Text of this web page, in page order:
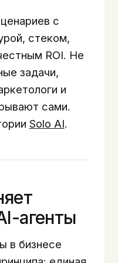
с
стеком,
ROI. Не
задачи,
и
сами.
Solo AI.
агенты
в бизнесе